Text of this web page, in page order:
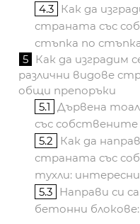
4.3 Как да
страната със
стъпка по
5 Как да изградим
различни видове
общи препоръки
5.1 Дървена
със
5.2
Как да
страната със
тухли:
5.3 Направи си
бетонни